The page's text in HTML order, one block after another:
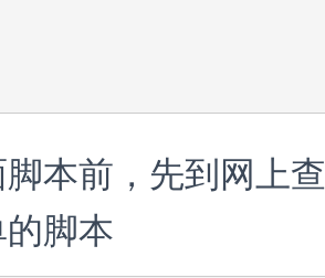
本前，先到网上查
脚本